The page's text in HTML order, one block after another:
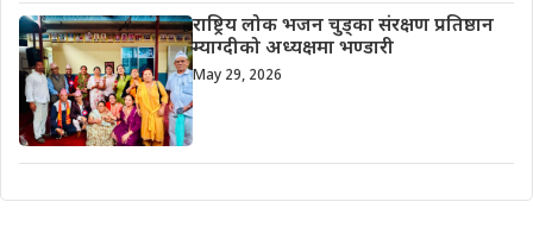
राष्ट्रिय लोक भजन चुड्का संरक्षण प्रतिष्ठान
म्याग्दीको अध्यक्षमा भण्डारी
May 29, 2026